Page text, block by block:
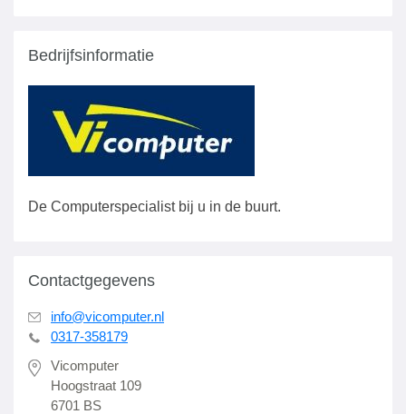
Bedrijfsinformatie
De Computerspecialist bij u in de buurt.
Contactgegevens
info@vicomputer.nl
0317-358179
Vicomputer
Hoogstraat 109
6701 BS